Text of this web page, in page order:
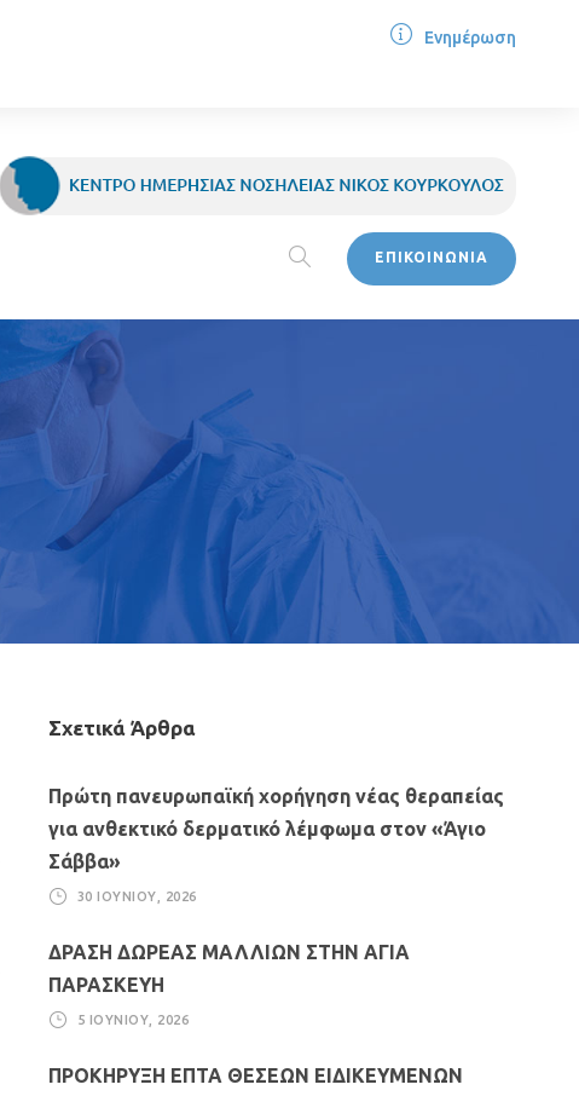
Ενημέρωση
ΕΠΙΚΟΙΝΩΝΙΑ
Σχετικά Άρθρα
Πρώτη πανευρωπαϊκή χορήγηση νέας θεραπείας
για ανθεκτικό δερματικό λέμφωμα στον «Άγιο
Σάββα»
30 ΙΟΥΝΊΟΥ, 2026
ΔΡΑΣΗ ΔΩΡΕΑΣ ΜΑΛΛΙΩΝ ΣΤΗΝ ΑΓΙΑ
ΠΑΡΑΣΚΕΥΗ
5 ΙΟΥΝΊΟΥ, 2026
ΠΡΟΚΗΡΥΞΗ ΕΠΤΑ ΘΕΣΕΩΝ ΕΙΔΙΚΕΥΜΕΝΩΝ